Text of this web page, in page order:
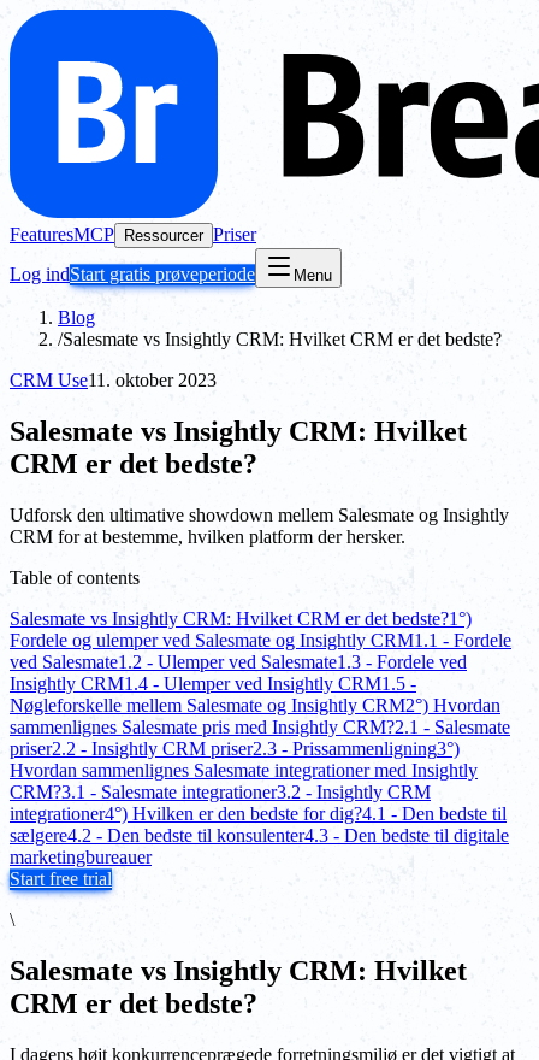
FeaturesMCP Ressourcer Priser
Log indStart gratis prøveperiode Menu
Blog
/Salesmate vs Insightly CRM: Hvilket CRM er det bedste?
CRM Use11. oktober 2023
Salesmate vs Insightly CRM: Hvilket
CRM er det bedste?
Udforsk den ultimative showdown mellem Salesmate og Insightly
CRM for at bestemme, hvilken platform der hersker.
Table of contents
Salesmate vs Insightly CRM: Hvilket CRM er det bedste?1°)
Fordele og ulemper ved Salesmate og Insightly CRM1.1 - Fordele
ved Salesmate1.2 - Ulemper ved Salesmate1.3 - Fordele ved
Insightly CRM1.4 - Ulemper ved Insightly CRM1.5 -
Nøgleforskelle mellem Salesmate og Insightly CRM2°) Hvordan
sammenlignes Salesmate pris med Insightly CRM?2.1 - Salesmate
priser2.2 - Insightly CRM priser2.3 - Prissammenligning3°)
Hvordan sammenlignes Salesmate integrationer med Insightly
CRM?3.1 - Salesmate integrationer3.2 - Insightly CRM
integrationer4°) Hvilken er den bedste for dig?4.1 - Den bedste til
sælgere4.2 - Den bedste til konsulenter4.3 - Den bedste til digitale
marketingbureauer
Start free trial
\
Salesmate vs Insightly CRM: Hvilket
CRM er det bedste?
I dagens højt konkurrenceprægede forretningsmiljø er det vigtigt at